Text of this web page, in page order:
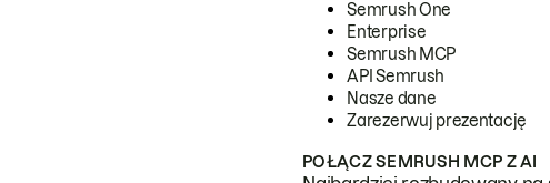
Semrush One
Enterprise
Semrush MCP
API Semrush
Nasze dane
Zarezerwuj prezentację
POŁĄCZ SEMRUSH MCP Z AI